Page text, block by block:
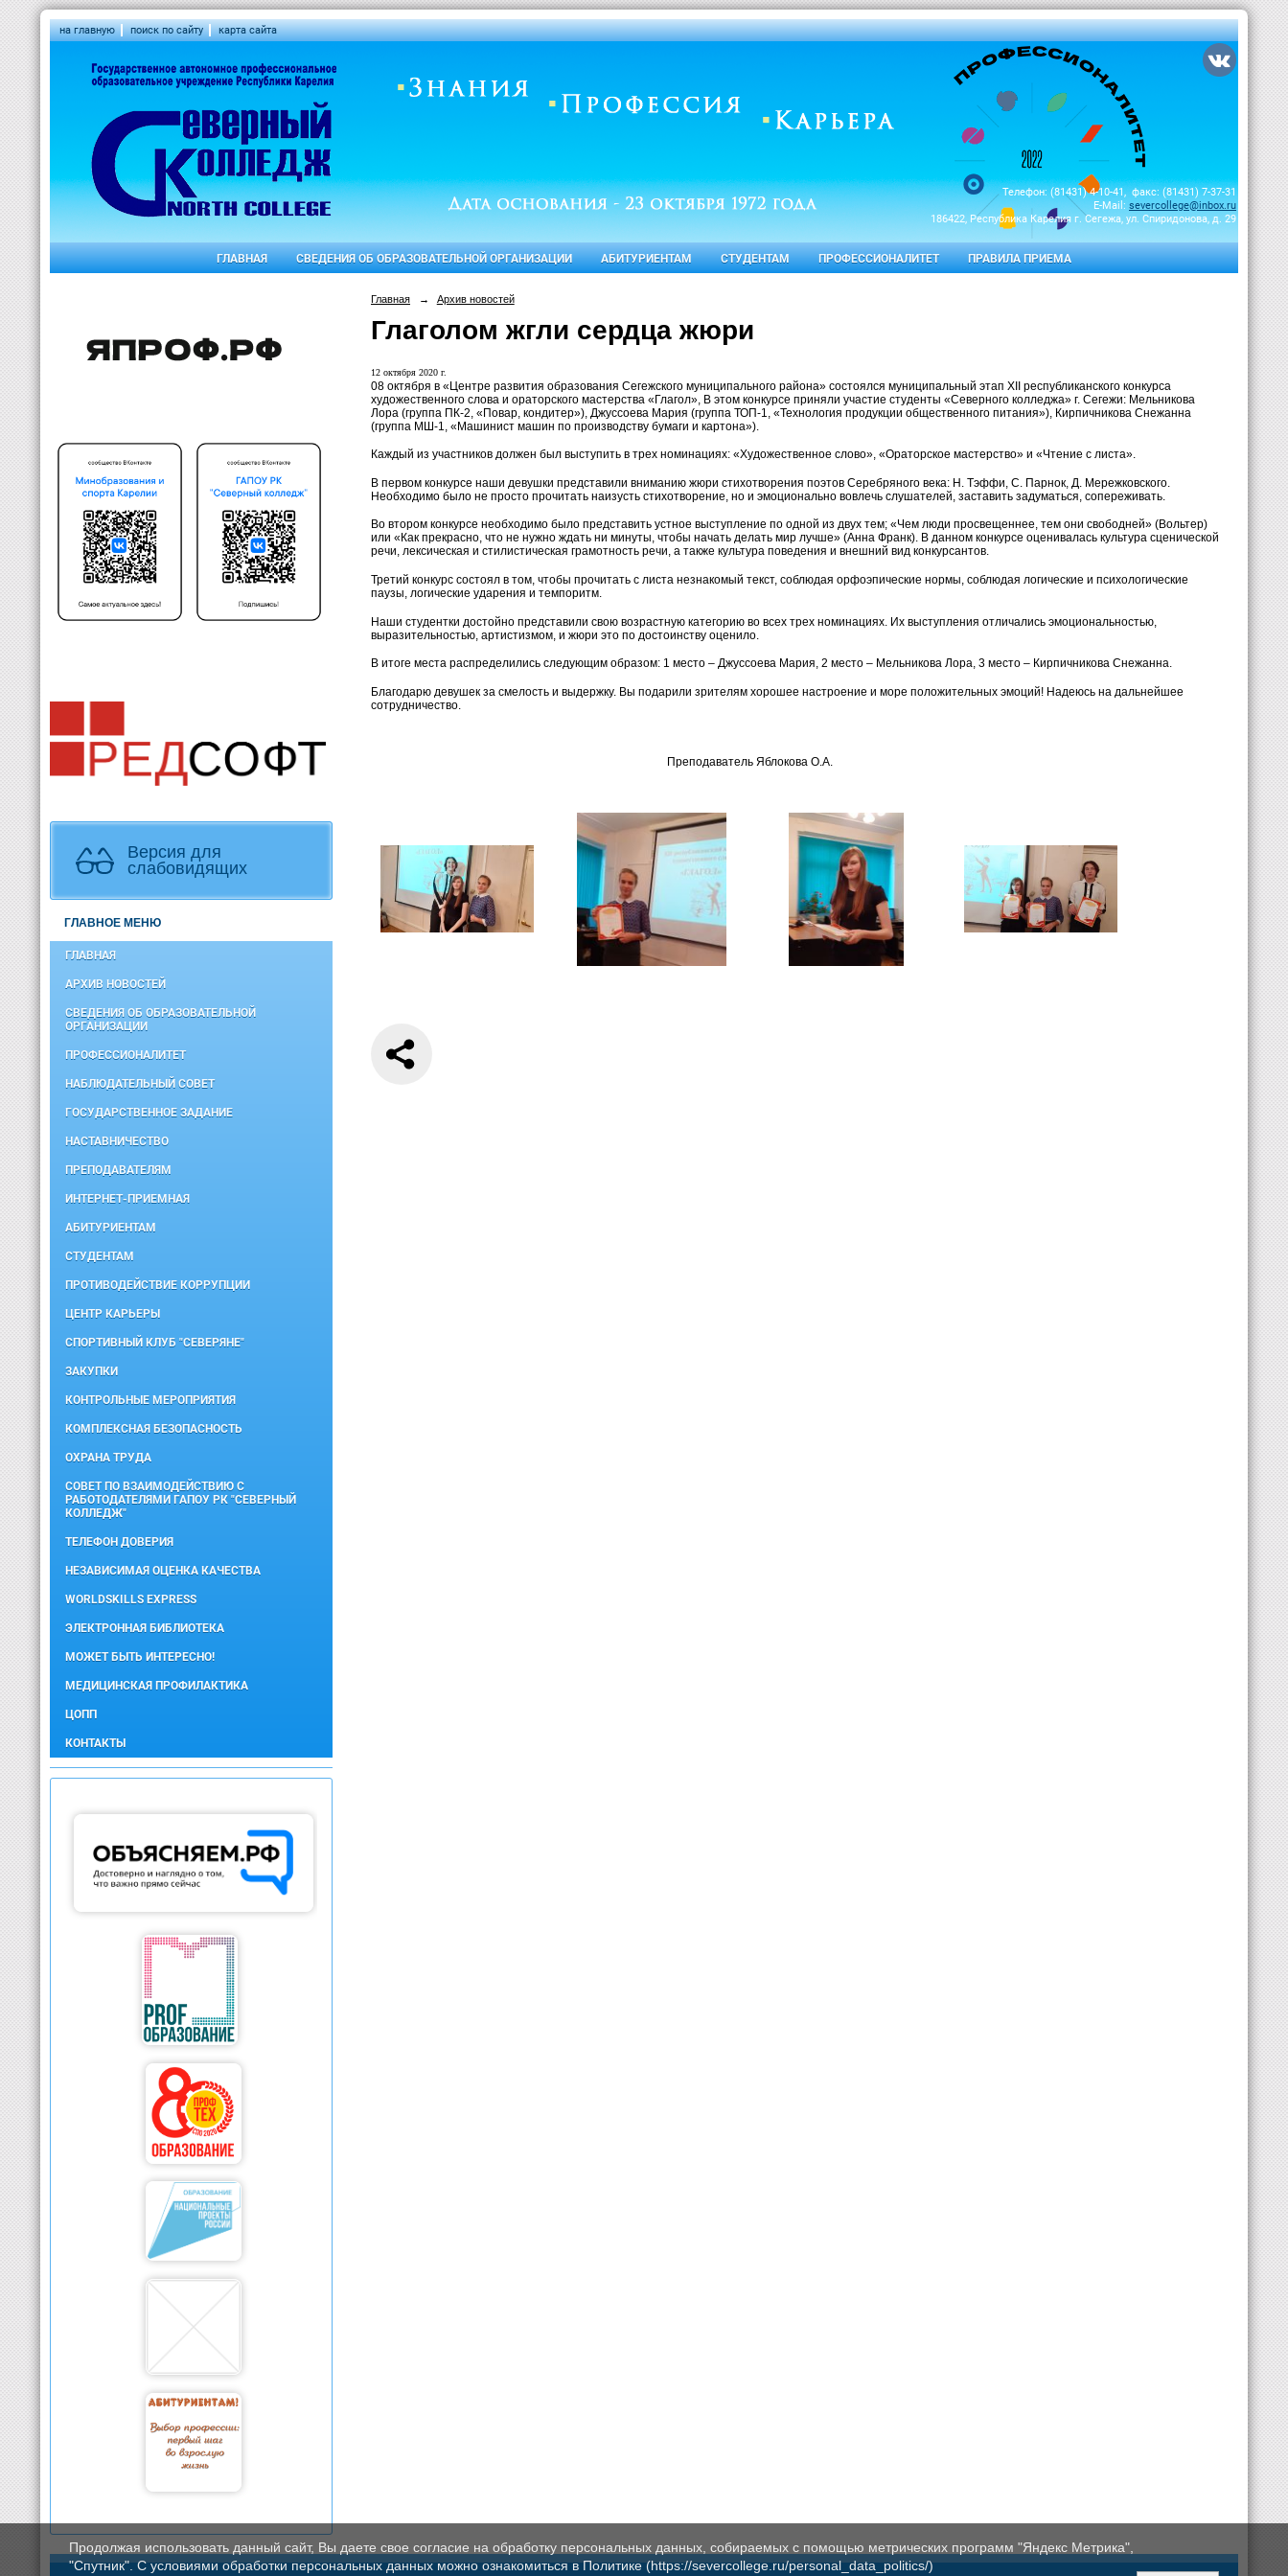
на главную поиск по сайту карта сайта
Телефон: (81431) 4-10-41, факс: (81431) 7-37-31
E-Mail: severcollege@inbox.ru
186422, Республика Карелия г. Сегежа, ул. Спиридонова, д. 29
ГЛАВНАЯ СВЕДЕНИЯ ОБ ОБРАЗОВАТЕЛЬНОЙ ОРГАНИЗАЦИИ АБИТУРИЕНТАМ СТУДЕНТАМ ПРОФЕССИОНАЛИТЕТ ПРАВИЛА ПРИЕМА
Версия для
слабовидящих
ГЛАВНОЕ МЕНЮ
ГЛАВНАЯ
АРХИВ НОВОСТЕЙ
СВЕДЕНИЯ ОБ ОБРАЗОВАТЕЛЬНОЙ
ОРГАНИЗАЦИИ
ПРОФЕССИОНАЛИТЕТ
НАБЛЮДАТЕЛЬНЫЙ СОВЕТ
ГОСУДАРСТВЕННОЕ ЗАДАНИЕ
НАСТАВНИЧЕСТВО
ПРЕПОДАВАТЕЛЯМ
ИНТЕРНЕТ-ПРИЕМНАЯ
АБИТУРИЕНТАМ
СТУДЕНТАМ
ПРОТИВОДЕЙСТВИЕ КОРРУПЦИИ
ЦЕНТР КАРЬЕРЫ
СПОРТИВНЫЙ КЛУБ "СЕВЕРЯНЕ"
ЗАКУПКИ
КОНТРОЛЬНЫЕ МЕРОПРИЯТИЯ
КОМПЛЕКСНАЯ БЕЗОПАСНОСТЬ
ОХРАНА ТРУДА
СОВЕТ ПО ВЗАИМОДЕЙСТВИЮ С
РАБОТОДАТЕЛЯМИ ГАПОУ РК "СЕВЕРНЫЙ
КОЛЛЕДЖ"
ТЕЛЕФОН ДОВЕРИЯ
НЕЗАВИСИМАЯ ОЦЕНКА КАЧЕСТВА
WORLDSKILLS EXPRESS
ЭЛЕКТРОННАЯ БИБЛИОТЕКА
МОЖЕТ БЫТЬ ИНТЕРЕСНО!
МЕДИЦИНСКАЯ ПРОФИЛАКТИКА
ЦОПП
КОНТАКТЫ
Главная → Архив новостей
Глаголом жгли сердца жюри
12 октября 2020 г.
08 октября в «Центре развития образования Сегежского муниципального района» состоялся муниципальный этап XII республиканского конкурса
художественного слова и ораторского мастерства «Глагол», В этом конкурсе приняли участие студенты «Северного колледжа» г. Сегежи: Мельникова
Лора (группа ПК-2, «Повар, кондитер»), Джуссоева Мария (группа ТОП-1, «Технология продукции общественного питания»), Кирпичникова Снежанна
(группа МШ-1, «Машинист машин по производству бумаги и картона»).
Каждый из участников должен был выступить в трех номинациях: «Художественное слово», «Ораторское мастерство» и «Чтение с листа».
В первом конкурсе наши девушки представили вниманию жюри стихотворения поэтов Серебряного века: Н. Тэффи, С. Парнок, Д. Мережковского.
Необходимо было не просто прочитать наизусть стихотворение, но и эмоционально вовлечь слушателей, заставить задуматься, сопереживать.
Во втором конкурсе необходимо было представить устное выступление по одной из двух тем; «Чем люди просвещеннее, тем они свободней» (Вольтер)
или «Как прекрасно, что не нужно ждать ни минуты, чтобы начать делать мир лучше» (Анна Франк). В данном конкурсе оценивалась культура сценической
речи, лексическая и стилистическая грамотность речи, а также культура поведения и внешний вид конкурсантов.
Третий конкурс состоял в том, чтобы прочитать с листа незнакомый текст, соблюдая орфоэпические нормы, соблюдая логические и психологические
паузы, логические ударения и темпоритм.
Наши студентки достойно представили свою возрастную категорию во всех трех номинациях. Их выступления отличались эмоциональностью,
выразительностью, артистизмом, и жюри это по достоинству оценило.
В итоге места распределились следующим образом: 1 место – Джуссоева Мария, 2 место – Мельникова Лора, 3 место – Кирпичникова Снежанна.
Благодарю девушек за смелость и выдержку. Вы подарили зрителям хорошее настроение и море положительных эмоций! Надеюсь на дальнейшее
сотрудничество.
Преподаватель Яблокова О.А.
Продолжая использовать данный сайт, Вы даете свое согласие на обработку персональных данных, собираемых с помощью метрических программ "Яндекс Метрика",
"Спутник". С условиями обработки персональных данных можно ознакомиться в Политике (https://severcollege.ru/personal_data_politics/)